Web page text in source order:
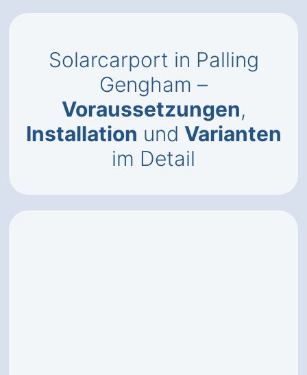
Solarcarport in Palling
Gengham –
Voraussetzungen,
Installation und Varianten
im Detail